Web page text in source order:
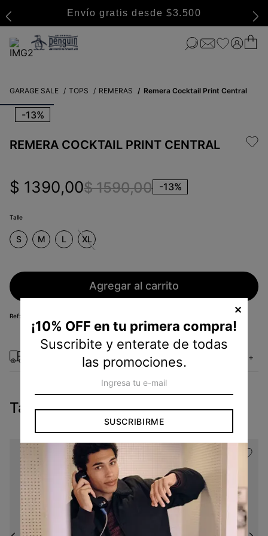
Envío gratis desde $3.500
GARAGE SALE TOPS REMERAS Remera Cocktail Print Central
-13%
REMERA COCKTAIL PRINT CENTRAL
$ 1390,00$ 1590,00 -13%
Talle
S M L XL
Agregar al carrito
Métodos de envío +
Tambien te pueden interesar
¡10% OFF en tu primera compra!
Suscribite y enterate de todas
las promociones.
SUSCRIBIRME
✕